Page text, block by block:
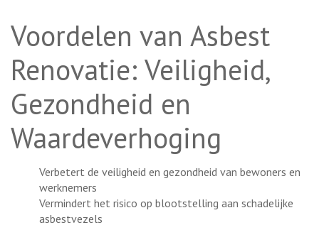
Voordelen van Asbest
Renovatie: Veiligheid,
Gezondheid en
Waardeverhoging
Verbetert de veiligheid en gezondheid van bewoners en
werknemers
Vermindert het risico op blootstelling aan schadelijke
asbestvezels